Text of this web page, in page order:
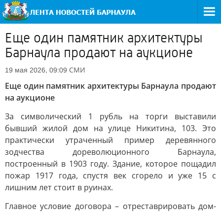
Еще один памятник архитектуры
Барнаула продают на аукционе
19 мая 2026, 09:09 СМИ
Еще один памятник архитектуры Барнаула продают
на аукционе
За символический 1 рубль на торги выставили
бывший жилой дом на улице Никитина, 103. Это
практически утраченный пример деревянного
зодчества дореволюционного Барнаула,
построенный в 1903 году. Здание, которое пощадил
пожар 1917 года, спустя век сгорело и уже 15 с
лишним лет стоит в руинах.
Главное условие договора – отреставрировать дом-